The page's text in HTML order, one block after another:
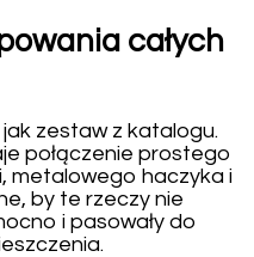
całych
zestaw z katalogu.
połączenie prostego
metalowego haczyka i
by te rzeczy nie
i pasowały do